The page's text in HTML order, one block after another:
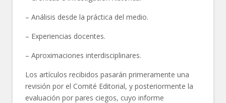
– Análisis desde la práctica del medio.
– Experiencias docentes.
– Aproximaciones interdisciplinares.
Los artículos recibidos pasarán primeramente una
revisión por el Comité Editorial, y posteriormente la
evaluación por pares ciegos, cuyo informe